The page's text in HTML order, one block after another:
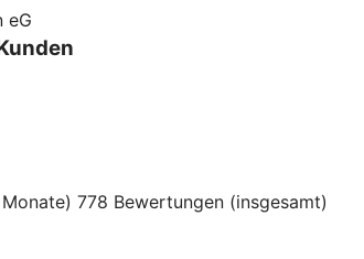
eG
778 Bewertungen (insgesamt)